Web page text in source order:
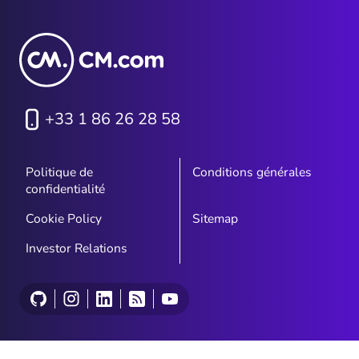
+33 1 86 26 28 58
Politique de
confidentialité
Conditions générales
Cookie Policy
Sitemap
Investor Relations